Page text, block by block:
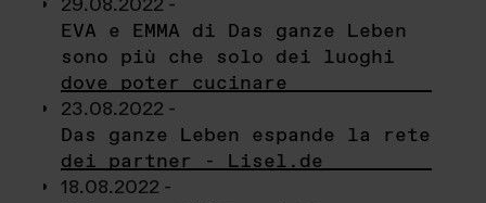
EVA e EMMA di Das ganze Leben
sono più che solo dei luoghi
dove poter cucinare
23.08.2022 -
Das ganze Leben espande la rete
dei partner - Lisel.de
18.08.2022 -